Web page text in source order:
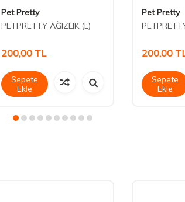
Pet Pretty
PETPRETTY AĞIZLIK (L)
200,00 TL
Sepete
Ekle
Pet Pretty
200,00
Sepete
Ekle